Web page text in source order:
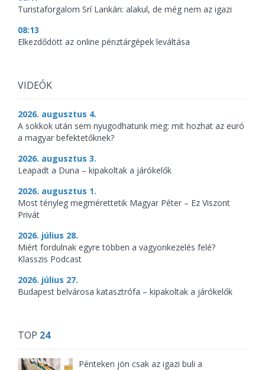
Turistaforgalom Srí Lankán: alakul, de még nem az igazi
08:13
Elkezdődött az online pénztárgépek leváltása
VIDEÓK
2026. augusztus 4.
A sokkok után sem nyugodhatunk meg: mit hozhat az euró
a magyar befektetőknek?
2026. augusztus 3.
Leapadt a Duna – kipakoltak a járókelők
2026. augusztus 1.
Most tényleg megmérettetik Magyar Péter – Ez Viszont
Privát
2026. július 28.
Miért fordulnak egyre többen a vagyonkezelés felé?
Klasszis Podcast
2026. július 27.
Budapest belvárosa katasztrófa – kipakoltak a járókelők
TOP 24
Pénteken jön csak az igazi buli a